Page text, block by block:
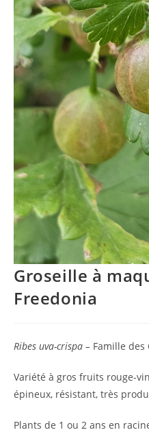
Groseille à
Freedonia
Ribes uva-crispa – Famille des
Variété à gros fruits rouge-
épineux, résistant, très
Plants de 1 ou 2 ans en